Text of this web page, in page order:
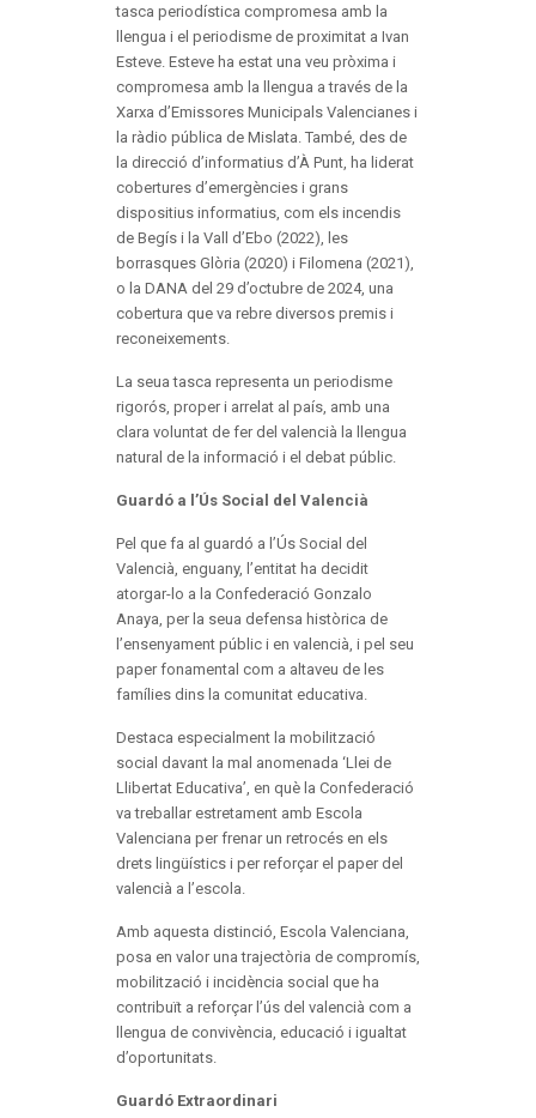
tasca periodística compromesa amb la
llengua i el periodisme de proximitat a Ivan
Esteve. Esteve ha estat una veu pròxima i
compromesa amb la llengua a través de la
Xarxa d’Emissores Municipals Valencianes i
la ràdio pública de Mislata. També, des de
la direcció d’informatius d’À Punt, ha liderat
cobertures d’emergències i grans
dispositius informatius, com els incendis
de Begís i la Vall d’Ebo (2022), les
borrasques Glòria (2020) i Filomena (2021),
o la DANA del 29 d’octubre de 2024, una
cobertura que va rebre diversos premis i
reconeixements.
La seua tasca representa un periodisme
rigorós, proper i arrelat al país, amb una
clara voluntat de fer del valencià la llengua
natural de la informació i el debat públic.
Guardó a l’Ús Social del Valencià
Pel que fa al guardó a l’Ús Social del
Valencià, enguany, l’entitat ha decidit
atorgar-lo a la Confederació Gonzalo
Anaya, per la seua defensa històrica de
l’ensenyament públic i en valencià, i pel seu
paper fonamental com a altaveu de les
famílies dins la comunitat educativa.
Destaca especialment la mobilització
social davant la mal anomenada ‘Llei de
Llibertat Educativa’, en què la Confederació
va treballar estretament amb Escola
Valenciana per frenar un retrocés en els
drets lingüístics i per reforçar el paper del
valencià a l’escola.
Amb aquesta distinció, Escola Valenciana,
posa en valor una trajectòria de compromís,
mobilització i incidència social que ha
contribuït a reforçar l’ús del valencià com a
llengua de convivència, educació i igualtat
d’oportunitats.
Guardó Extraordinari